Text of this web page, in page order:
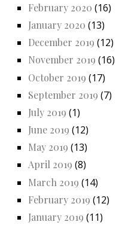
February 2020 (16)
January 2020 (13)
December 2019 (12)
November 2019 (16)
October 2019 (17)
September 2019 (7)
July 2019 (1)
June 2019 (12)
May 2019 (13)
April 2019 (8)
March 2019 (14)
February 2019 (12)
January 2019 (11)